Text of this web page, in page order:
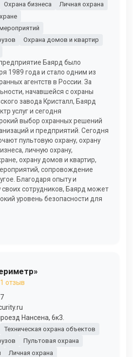
Охрана бизнеса
Личная охрана
Охрана домов и квартир
Баярд было
1989 года и стало одним из
агентств в России. За
начавшейся с охраны
завода Кристалл, Баярд
услуг и сегодня
выбор охранных решений
и предприятий. Сегодня
пультовую охрану, охрану
личную охрану,
охрану домов и квартир,
сопровождение
Благодаря опыту и
сотрудников, Баярд может
уровень безопасности для
1 отзыв
Нансена, 6к3.
Техническая охрана объектов
Пультовая охрана
Личная охрана